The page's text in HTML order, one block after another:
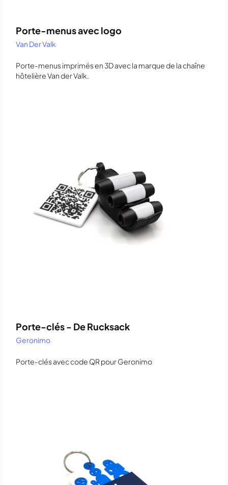
Porte-menus avec logo
Van Der Valk
Porte-menus imprimés en 3D avec la marque de la chaîne
hôtelière Van der Valk.
Porte-clés - De Rucksack
Geronimo
Porte-clés avec code QR pour Geronimo